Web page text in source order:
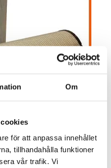
Om
för att anpassa innehållet
tillhandahålla funktioner
vår trafik. Vi